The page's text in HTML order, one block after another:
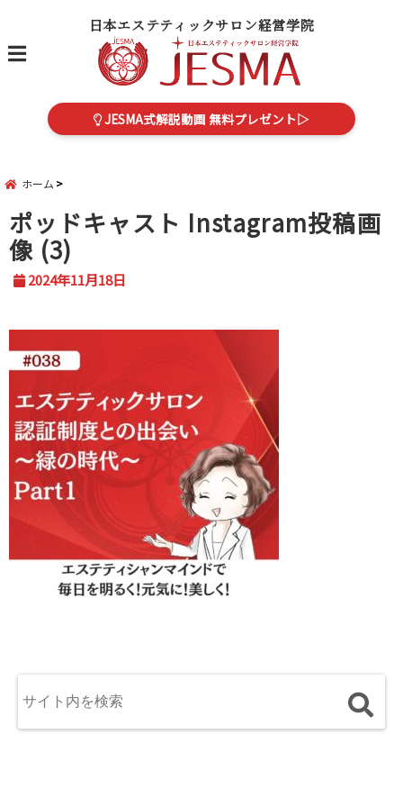
日本エステティックサロン経営学院
menu
JESMA式解説動画 無料プレゼント▷
ホーム
ポッドキャスト Instagram投稿画
像 (3)
2024年11月18日